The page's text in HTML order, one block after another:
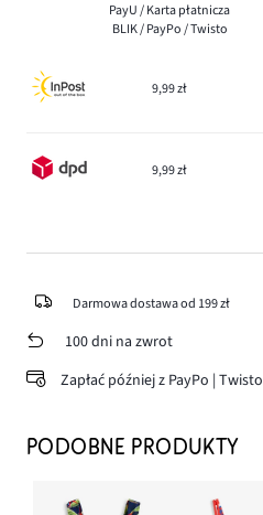
PayU / Karta płatnicza
BLIK / PayPo / Twisto
9,99 zł
9,99 zł
Darmowa dostawa od 199 zł
100 dni na zwrot
Zapłać później z PayPo | Twisto
PODOBNE PRODUKTY